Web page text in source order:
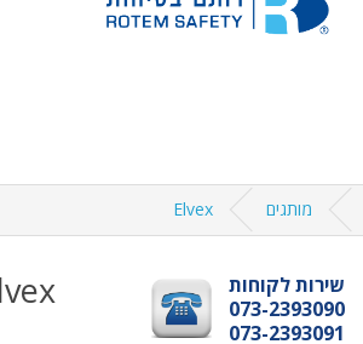
מותגים Elvex
שירות לקוחות
073-2393090
073-2393091